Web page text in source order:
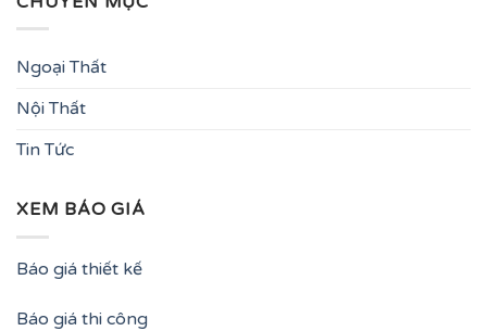
Ngoại Thất
Nội Thất
Tin Tức
XEM BÁO GIÁ
Báo giá thiết kế
Báo giá thi công